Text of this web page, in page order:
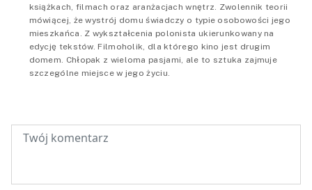
książkach, filmach oraz aranżacjach wnętrz. Zwolennik teorii
mówiącej, że wystrój domu świadczy o typie osobowości jego
mieszkańca. Z wykształcenia polonista ukierunkowany na
edycję tekstów. Filmoholik, dla którego kino jest drugim
domem. Chłopak z wieloma pasjami, ale to sztuka zajmuje
szczególne miejsce w jego życiu.